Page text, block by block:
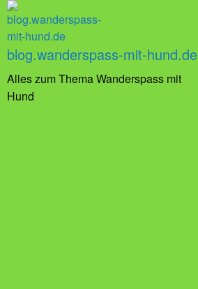
blog.wanderspass-mit-hund.de
Alles zum Thema Wanderspass mit
Hund